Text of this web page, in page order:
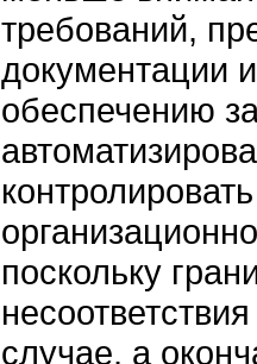
требований,
документации
обеспечению
поскольку
случае, а